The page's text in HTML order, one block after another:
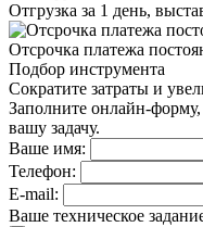
Отгрузка за 1 день,
Отсрочка платежа
Подбор инструмента
Сократите затраты и
Заполните онлайн-
вашу задачу.
Ваше имя:
Телефон:
E-mail:
Ваше техническое